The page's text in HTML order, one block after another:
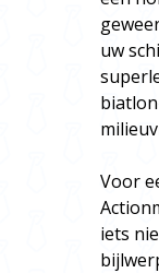
uw
Voor
iets